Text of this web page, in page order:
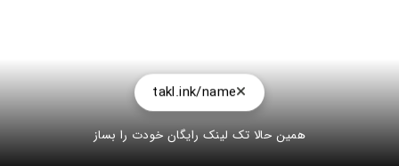
takl.ink/name
همین حالا تک لینک رایگان خودت را بساز